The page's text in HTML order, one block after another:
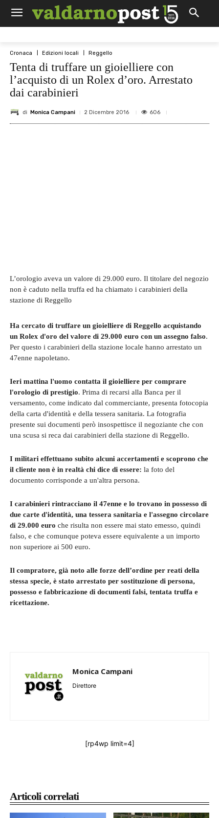
Cronaca Edizioni locali Reggello
Tenta di truffare un gioielliere con
l’acquisto di un Rolex d’oro. Arrestato
dai carabinieri
di Monica Campani 2 Dicembre 2016 606
Articoli correlati
L’orologio aveva un valore di 29.000 euro. Il titolare del negozio
non è caduto nella truffa ed ha chiamato i carabinieri della
stazione di Reggello
Ha cercato di truffare un gioielliere di Reggello acquistando
un Rolex d'oro del valore di 29.000 euro con un assegno falso.
Per questo i carabinieri della stazione locale hanno arrestato un
47enne napoletano.
Ieri mattina l'uomo contatta il gioielliere per comprare
l'orologio di prestigio. Prima di recarsi alla Banca per il
versamento, come indicato dal commerciante, presenta fotocopia
della carta d'identità e della tessera sanitaria. La fotografia
presente sui documenti però insospettisce il negoziante che con
una scusa si reca dai carabinieri della stazione di Reggello.
I militari effettuano subito alcuni accertamenti e scoprono che
il cliente non è in realtà chi dice di essere: la foto del
documento corrisponde a un'altra persona.
I carabinieri rintracciano il 47enne e lo trovano in possesso di
due carte d'identità, una tessera sanitaria e l'assegno circolare
di 29.000 euro che risulta non essere mai stato emesso, quindi
falso, e che comunque poteva essere equivalente a un importo
non superiore ai 500 euro.
Il compratore, già noto alle forze dell’ordine per reati della
stessa specie, è stato arrestato per sostituzione di persona,
possesso e fabbricazione di documenti falsi, tentata truffa e
ricettazione.
Monica Campani
Direttore
[rp4wp limit=4]